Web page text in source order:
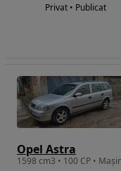
Privat • Publicat
Opel Astra